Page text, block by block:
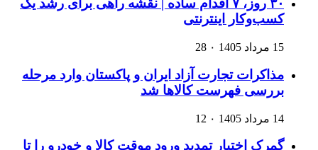
۳۰ روز، ۷ اقدام ساده | نقشه راهی برای رشد یک
کسب‌وکار اینترنتی
15 مرداد 1405 ۰ 28
مذاکرات تجارت آزاد ایران و پاکستان وارد مرحله
بررسی فهرست کالاها شد
14 مرداد 1405 ۰ 12
گمرک اختیار تمدید ورود موقت کالا و خودرو را تا